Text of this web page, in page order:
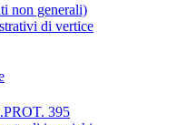
non generali)
di vertice
395